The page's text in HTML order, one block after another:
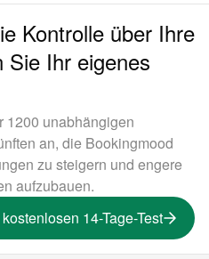
Kontrolle über Ihre
Sie Ihr eigenes
1200 unabhängigen
an, die Bookingmood
zu steigern und engere
aufzubauen.
14-Tage-Test